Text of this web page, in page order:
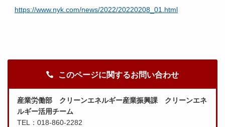
https://www.nyk.com/news/2022/20220208_01.html
このページに関するお問い合わせ
産業労働部 クリーンエネルギー産業振興課 クリーンエネ
ルギー活用チーム
TEL：018-860-2282